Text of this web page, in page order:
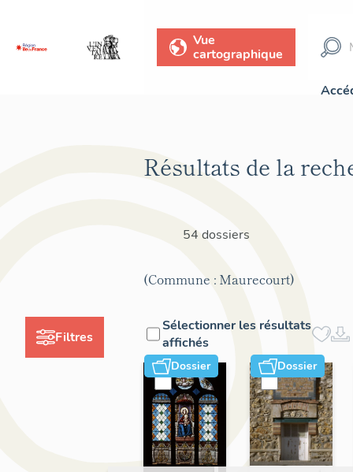
Vue
cartographique
Filtres
Résultats de la
54 dossiers
(Commune : Maurecourt)
Sélectionner les résultats
affichés
Dossier Dossier